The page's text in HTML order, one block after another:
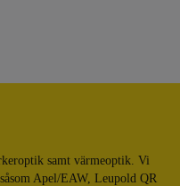
samt värmeoptik. Vi
Apel/EAW, Leupold QR